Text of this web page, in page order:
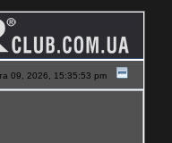
09, 2026, 15:35:53 pm